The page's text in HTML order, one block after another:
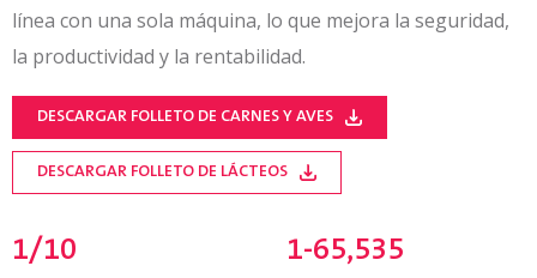
línea con una sola máquina, lo que mejora la seguridad,
la productividad y la rentabilidad.
DESCARGAR FOLLETO DE CARNES Y AVES
DESCARGAR FOLLETO DE LÁCTEOS
1/10 1-65,535